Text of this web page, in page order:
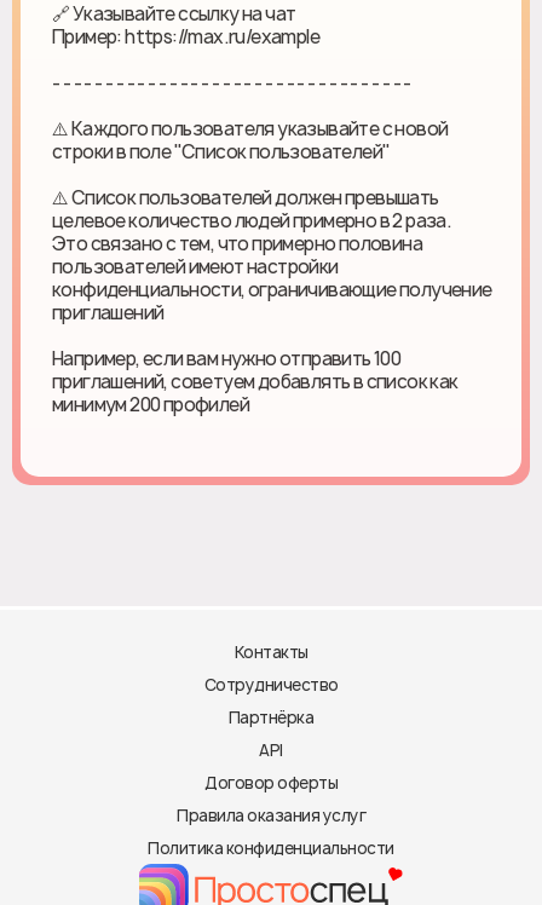
🔗 Указывайте ссылку на чат
Пример: https://max.ru/example
- - - - - - - - - - - - - - - - - - - - - - - - - - - - - - - - - -
⚠️ Каждого пользователя указывайте с новой
строки в поле "Список пользователей"
⚠️ Список пользователей должен превышать
целевое количество людей примерно в 2 раза.
Это связано с тем, что примерно половина
пользователей имеют настройки
конфиденциальности, ограничивающие получение
приглашений
Например, если вам нужно отправить 100
приглашений, советуем добавлять в список как
минимум 200 профилей
Контакты
Сотрудничество
Партнёрка
API
Договор оферты
Правила оказания услуг
Политика конфиденциальности